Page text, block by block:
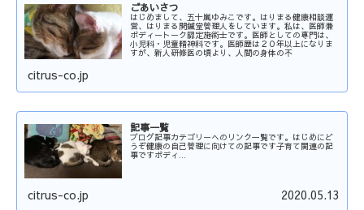
ごあいさつ
はじめまして、五十嵐ゆみこです。はりまる健康相談運
営、はりまる開鍼堂管理人をしています。私は、医師兼
ボディートーク認定施術士です。医師としての専門は、
小児科・児童精神科です。医師歴は２０年以上になりま
すが、新人研修医の頃より、人間の身体の不
citrus-co.jp
記事一覧
ブログ記事カテゴリーへのリンク一覧です。はじめにど
うぞ健康の自己管理に向けての記事です子育て関連の記
事ですボディ...
citrus-co.jp 2020.05.13